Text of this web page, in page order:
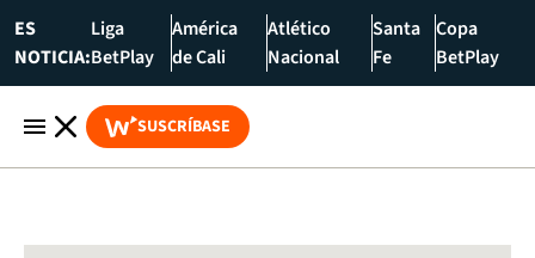
ES
NOTICIA:
Liga
BetPlay
América
de Cali
Atlético
Nacional
Santa
Fe
Copa
BetPlay
SUSCRÍBASE